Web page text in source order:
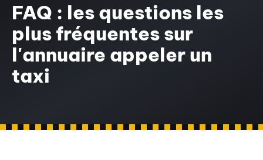
FAQ : les questions les
plus fréquentes sur
l'annuaire appeler un
taxi